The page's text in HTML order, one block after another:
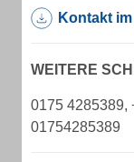
Kontakt
WEITERE
0175 4285389,
01754285389